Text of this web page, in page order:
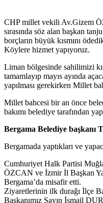
CHP millet vekili Av.Gizem
sırasında söz alan başkan
borçların büyük kısmını
Köylere hizmet yapıyoruz.
Liman bölgesinde sahilimizi
tamamlayıp mayıs ayında
yapılması gerekirken Millet
Millet bahcesi bir an önce
bakımı belediye tarafından
Bergama Belediye başkanı
Bergamada yaptıkları ve
Cumhuriyet Halk Partisi
ÖZCAN ve İzmir İl Başkan
Bergama’da misafir etti.
Ziyaretlerinin ilk durağı İlçe
Başkanımız Sayın İsmail